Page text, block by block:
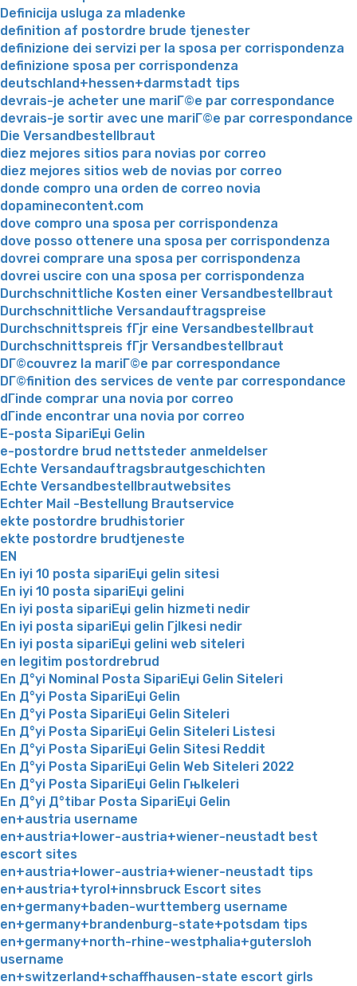
Definicija usluga za mladenke
definition af postordre brude tjenester
definizione dei servizi per la sposa per corrispondenza
definizione sposa per corrispondenza
deutschland+hessen+darmstadt tips
devrais-je acheter une mariГ©e par correspondance
devrais-je sortir avec une mariГ©e par correspondance
Die Versandbestellbraut
diez mejores sitios para novias por correo
diez mejores sitios web de novias por correo
donde compro una orden de correo novia
dopaminecontent.com
dove compro una sposa per corrispondenza
dove posso ottenere una sposa per corrispondenza
dovrei comprare una sposa per corrispondenza
dovrei uscire con una sposa per corrispondenza
Durchschnittliche Kosten einer Versandbestellbraut
Durchschnittliche Versandauftragspreise
Durchschnittspreis fГјr eine Versandbestellbraut
Durchschnittspreis fГјr Versandbestellbraut
DГ©couvrez la mariГ©e par correspondance
DГ©finition des services de vente par correspondance
dГіnde comprar una novia por correo
dГіnde encontrar una novia por correo
E-posta SipariЕџi Gelin
e-postordre brud nettsteder anmeldelser
Echte Versandauftragsbrautgeschichten
Echte Versandbestellbrautwebsites
Echter Mail -Bestellung Brautservice
ekte postordre brudhistorier
ekte postordre brudtjeneste
EN
En iyi 10 posta sipariЕџi gelin sitesi
En iyi 10 posta sipariЕџi gelini
En iyi posta sipariЕџi gelin hizmeti nedir
En iyi posta sipariЕџi gelin Гјlkesi nedir
En iyi posta sipariЕџi gelini web siteleri
en legitim postordrebrud
En Д°yi Nominal Posta SipariЕџi Gelin Siteleri
En Д°yi Posta SipariЕџi Gelin
En Д°yi Posta SipariЕџi Gelin Siteleri
En Д°yi Posta SipariЕџi Gelin Siteleri Listesi
En Д°yi Posta SipariЕџi Gelin Sitesi Reddit
En Д°yi Posta SipariЕџi Gelin Web Siteleri 2022
En Д°yi Posta SipariЕџi Gelin Гњlkeleri
En Д°yi Д°tibar Posta SipariЕџi Gelin
en+austria username
en+austria+lower-austria+wiener-neustadt best
escort sites
en+austria+lower-austria+wiener-neustadt tips
en+austria+tyrol+innsbruck Escort sites
en+germany+baden-wurttemberg username
en+germany+brandenburg-state+potsdam tips
en+germany+north-rhine-westphalia+gutersloh
username
en+switzerland+schaffhausen-state escort girls